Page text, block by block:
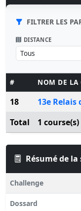
FILTRER LES
DISTANCE
# NOM DE LA
18 13e Relais
Total
1 course(s)
Résumé de la
Challenge
Dossard